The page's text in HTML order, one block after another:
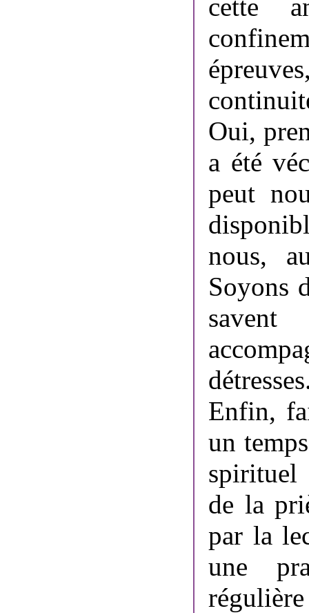
cette
Oui,
a été
peut
nous,
Soyons
Enfin,
un
spirituel
de la
par la
une
régulière